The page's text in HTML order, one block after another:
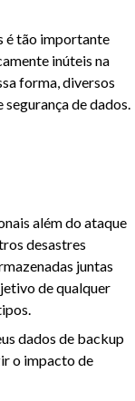
é tão importante
inúteis na
forma, diversos
de dados.
além do ataque
desastres
juntas
de qualquer
dados de backup
o impacto de